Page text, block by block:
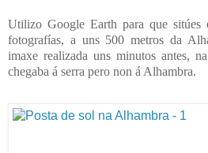
Utilizo Google Earth para que
fotografías, a uns 500 metros da
imaxe realizada uns minutos antes,
chegaba á serra pero non á Alhambra.